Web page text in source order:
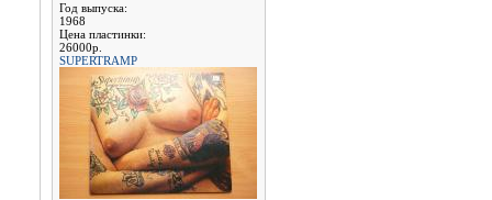
Год выпуска:
1968
Цена пластинки:
26000р.
SUPERTRAMP